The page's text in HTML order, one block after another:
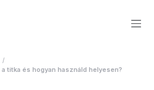
titka és hogyan használd helyesen?